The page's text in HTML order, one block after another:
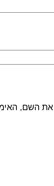
את השם,